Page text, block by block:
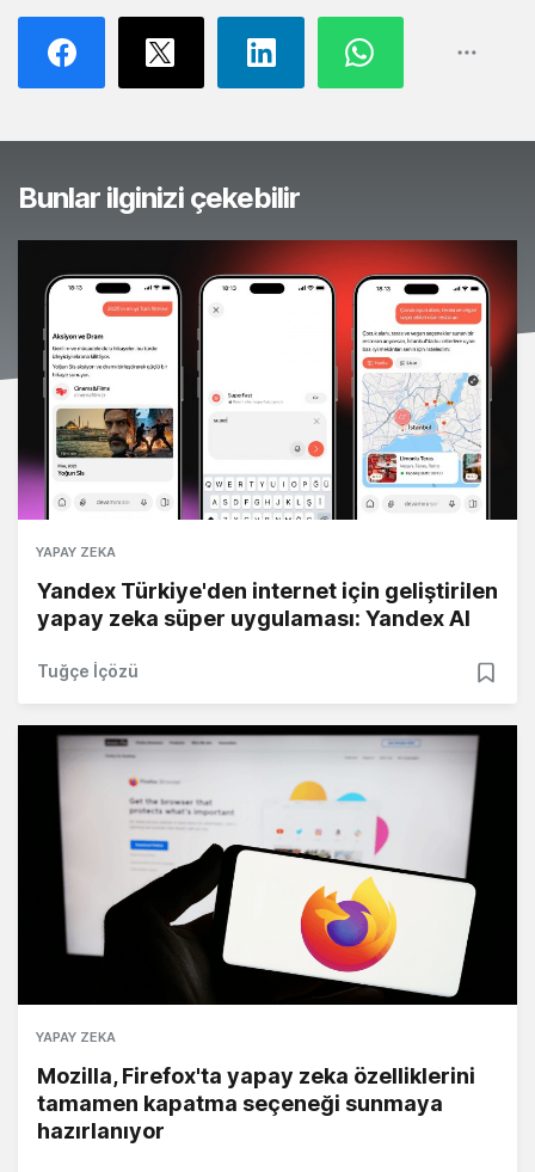
Bunlar ilginizi çekebilir
YAPAY ZEKA
Yandex Türkiye'den internet için geliştirilen
yapay zeka süper uygulaması: Yandex AI
Tuğçe İçözü
YAPAY ZEKA
Mozilla, Firefox'ta yapay zeka özelliklerini
tamamen kapatma seçeneği sunmaya
hazırlanıyor